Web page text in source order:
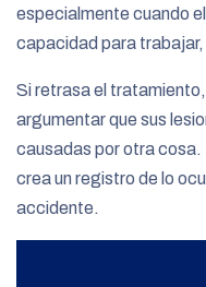
especialmente cuando
capacidad para trabajar,
Si retrasa el
argumentar que sus
causadas por otra
crea un registro de lo
accidente.